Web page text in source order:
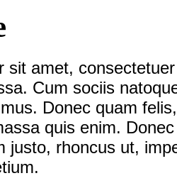
sit amet,
Cum sociis
Donec quam
quis enim.
justo, rhoncus ut,